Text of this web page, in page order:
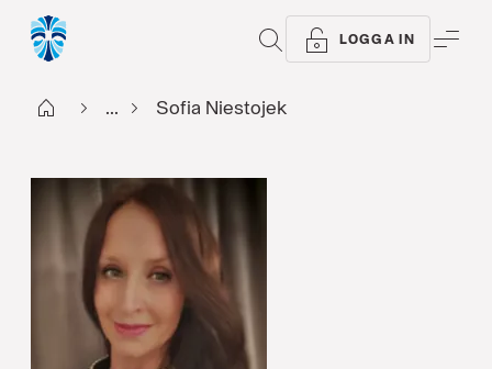
SÖK LOGGA IN
Start ... Sofia Niestojek